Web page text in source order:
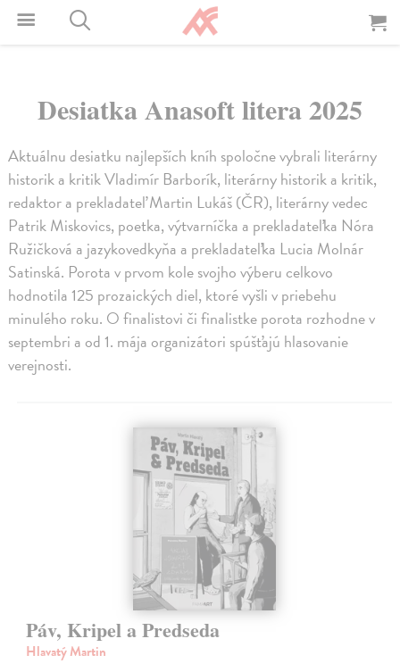
Desiatka Anasoft litera 2025
Aktuálnu desiatku najlepších kníh spoločne vybrali literárny
historik a kritik Vladimír Barborík, literárny historik a kritik,
redaktor a prekladateľ Martin Lukáš (ČR), literárny vedec
Patrik Miskovics, poetka, výtvarníčka a prekladateľka Nóra
Ružičková a jazykovedkyňa a prekladateľka Lucia Molnár
Satinská. Porota v prvom kole svojho výberu celkovo
hodnotila 125 prozaických diel, ktoré vyšli v priebehu
minulého roku. O finalistovi či finalistke porota rozhodne v
septembri a od 1. mája organizátori spúšťajú hlasovanie
verejnosti.
Páv, Kripel a Predseda
Hlavatý Martin